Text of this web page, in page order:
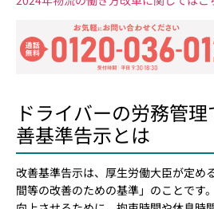
ドライバーの労務管
善基準告示とは
改善基準告示は、厚生労働大臣が定め
間等の改善のための基準」のことです